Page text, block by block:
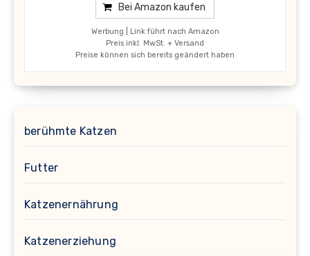
Bei Amazon kaufen
Werbung | Link führt nach Amazon
Preis inkl. MwSt. + Versand
Preise können sich bereits geändert haben
berühmte Katzen
Futter
Katzenernährung
Katzenerziehung